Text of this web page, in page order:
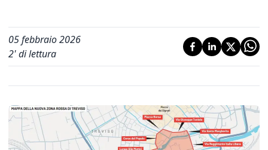
05 febbraio 2026
2' di lettura